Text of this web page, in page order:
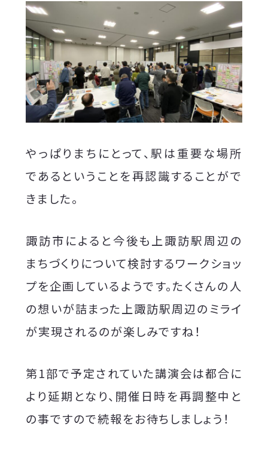
やっぱりまちにとって、駅は重要な場所
であるということを再認識することがで
きました。
諏訪市によると今後も上諏訪駅周辺の
まちづくりについて検討するワークショッ
プを企画しているようです。たくさんの人
の想いが詰まった上諏訪駅周辺のミライ
が実現されるのが楽しみですね！
第1部で予定されていた講演会は都合に
より延期となり、開催日時を再調整中と
の事ですので続報をお待ちしましょう！